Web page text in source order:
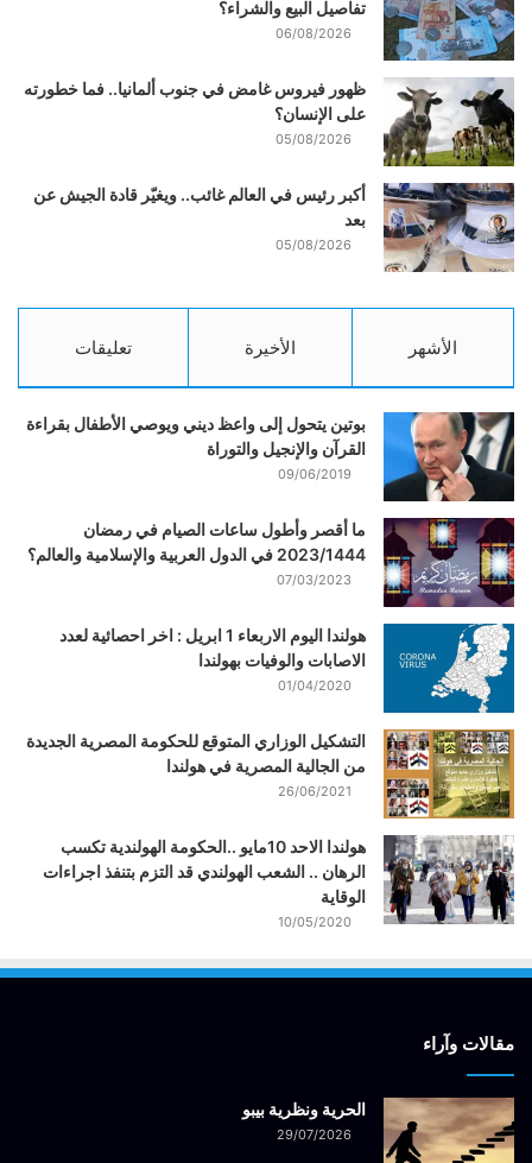
تفاصيل البيع والشراء؟
06/08/2026
ظهور فيروس غامض في جنوب ألمانيا.. فما خطورته
على الإنسان؟
05/08/2026
أكبر رئيس في العالم غائب.. ويغيّر قادة الجيش عن
بعد
05/08/2026
الأشهر الأخيرة تعليقات
بوتين يتحول إلى واعظ ديني ويوصي الأطفال بقراءة
القرآن والإنجيل والتوراة
09/06/2019
ما أقصر وأطول ساعات الصيام في رمضان
2023/1444 في الدول العربية والإسلامية والعالم؟
07/03/2023
هولندا اليوم الاربعاء 1 ابريل : اخر احصائية لعدد
الاصابات والوفيات بهولندا
01/04/2020
التشكيل الوزاري المتوقع للحكومة المصرية الجديدة
من الجالية المصرية في هولندا
26/06/2021
هولندا الاحد 10مايو ..الحكومة الهولندية تكسب
الرهان .. الشعب الهولندي قد التزم بتنفذ اجراءات
الوقاية
10/05/2020
مقالات وآراء
الحرية ونظرية بيبو
29/07/2026